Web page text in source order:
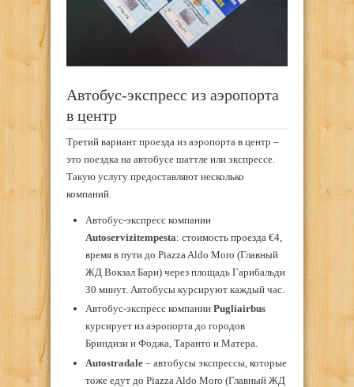
Автобус-экспресс из аэропорта
в центр
Третий вариант проезда из аэропорта в центр –
это поездка на автобусе шаттле или экспрессе.
Такую услугу предоставляют несколько
компаний.
Автобус-экспресс компании
Autoservizitempesta: стоимость проезда €4,
время в пути до Piazza Aldo Moro (Главный
ЖД Вокзал Бари) через площадь Гарибальди
30 минут. Автобусы курсируют каждый час.
Автобус-экспресс компании Pugliairbus
курсирует из аэропорта до городов
Бриндизи и Фоджа, Таранто и Матера.
Autostradale– автобусы экспрессы, которые
тоже едут до Piazza Aldo Moro (Главный ЖД